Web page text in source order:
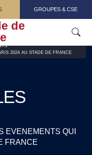
GROUPES & CSE
2024 AU STADE DE FRANCE
EVENEMENTS QUI
FRANCE